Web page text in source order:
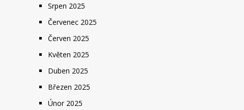
Srpen 2025
Červenec 2025
Červen 2025
Květen 2025
Duben 2025
Březen 2025
Únor 2025